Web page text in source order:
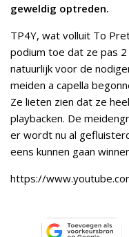
geweldig optreden.
TP4Y, wat volluit To
podium toe dat ze pas
natuurlijk voor de
meiden a capella
Ze lieten zien dat ze
playbacken. De
er wordt nu al
eens kunnen gaan
https://